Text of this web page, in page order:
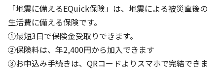
「地震に備えるEQuick保険」は、地震による被災直後の
生活費に備える保険です。
①最短3日で保険金受取りできます。
②保険料は、年2,400円から加入できます
③お申込み手続きは、QRコードよりスマホで完結できま